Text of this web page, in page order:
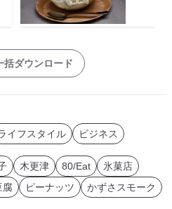
括ダウンロード
イフスタイル ビジネス
木更津 80/Eat
氷菓店
腐 ピーナッツ かずさスモーク